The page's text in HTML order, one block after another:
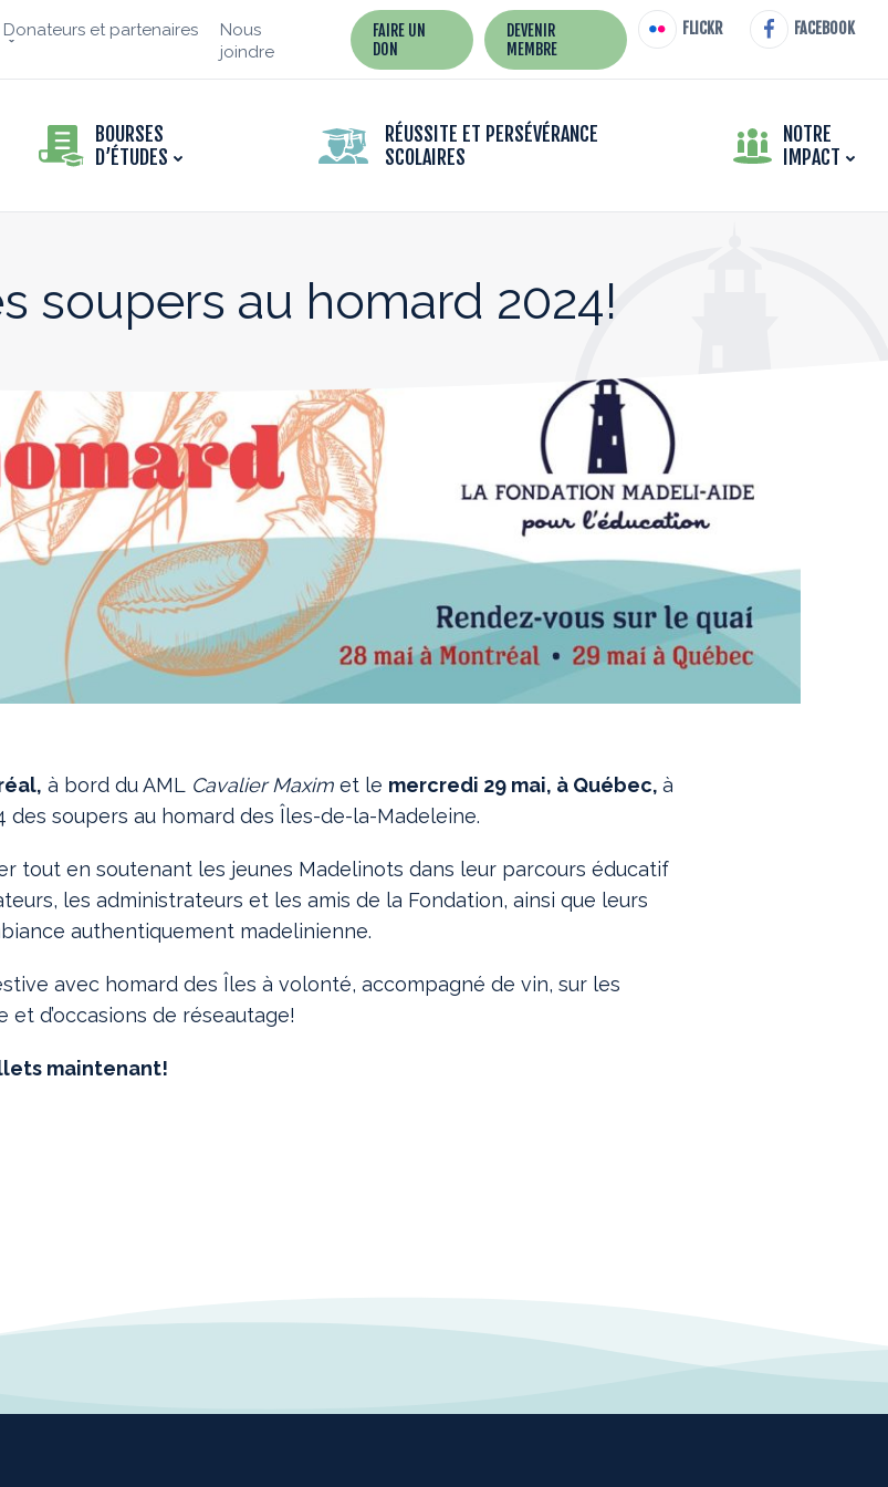
Donateurs et partenaires
Nous
joindre
FAIRE UN
DON
DEVENIR
MEMBRE
FLICKR FACEBOOK
BOURSES
D’ÉTUDES
RÉUSSITE ET PERSÉVÉRANCE
SCOLAIRES
NOTRE
IMPACT
soupers au homard 2024!
à bord du AML Cavalier Maxim et le mercredi 29 mai, à Québec,à
des soupers au homard des Îles-de-la-Madeleine.
tout en soutenant les jeunes Madelinots dans leur parcours éducatif
les administrateurs et les amis de la Fondation, ainsi que leurs
authentiquement madelinienne.
avec homard des Îles à volonté, accompagné de vin, sur les
et d’occasions de réseautage!
maintenant!